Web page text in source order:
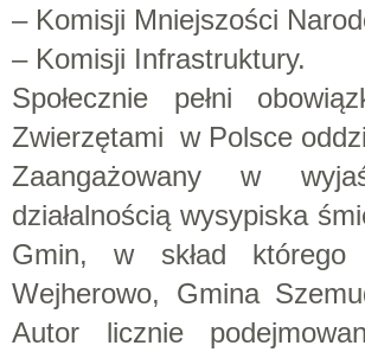
– Komisji Mniejszości
– Komisji Infrastruktury.
Społecznie pełni
Zwierzętami w Polsce
Zaangażowany w
działalnością wysypiska
Gmin, w skład
Wejherowo, Gmina
Autor licznie